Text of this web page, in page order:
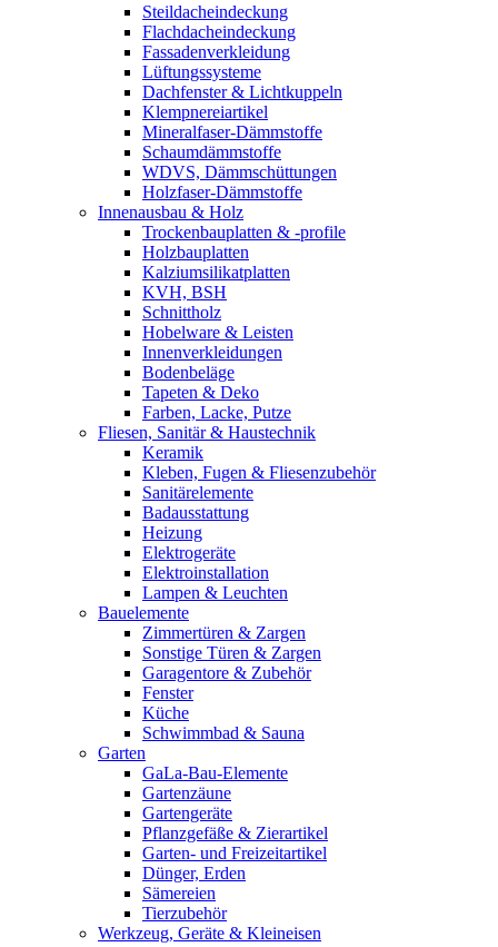
Steildacheindeckung
Flachdacheindeckung
Fassadenverkleidung
Lüftungssysteme
Dachfenster & Lichtkuppeln
Klempnereiartikel
Mineralfaser-Dämmstoffe
Schaumdämmstoffe
WDVS, Dämmschüttungen
Holzfaser-Dämmstoffe
Innenausbau & Holz
Trockenbauplatten & -profile
Holzbauplatten
Kalziumsilikatplatten
KVH, BSH
Schnittholz
Hobelware & Leisten
Innenverkleidungen
Bodenbeläge
Tapeten & Deko
Farben, Lacke, Putze
Fliesen, Sanitär & Haustechnik
Keramik
Kleben, Fugen & Fliesenzubehör
Sanitärelemente
Badausstattung
Heizung
Elektrogeräte
Elektroinstallation
Lampen & Leuchten
Bauelemente
Zimmertüren & Zargen
Sonstige Türen & Zargen
Garagentore & Zubehör
Fenster
Küche
Schwimmbad & Sauna
Garten
GaLa-Bau-Elemente
Gartenzäune
Gartengeräte
Pflanzgefäße & Zierartikel
Garten- und Freizeitartikel
Dünger, Erden
Sämereien
Tierzubehör
Werkzeug, Geräte & Kleineisen